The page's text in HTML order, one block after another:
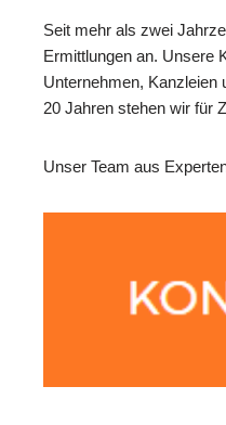
Seit mehr als zwei
Ermittlungen an. Unsere
Unternehmen, Kanzleien
20 Jahren stehen wir für
Unser Team aus